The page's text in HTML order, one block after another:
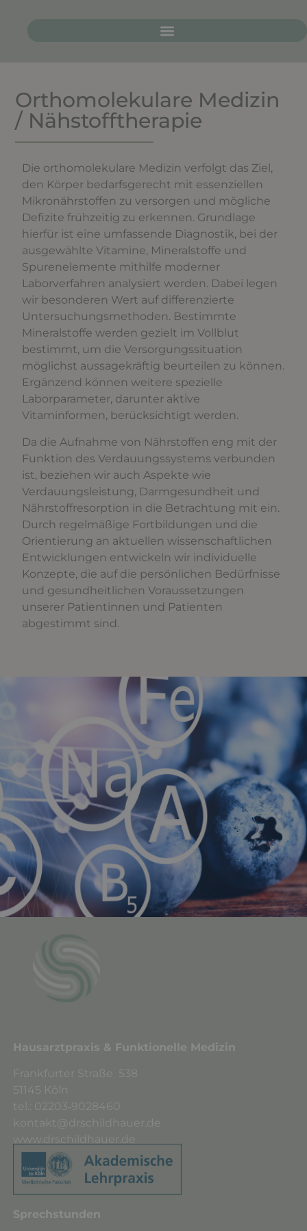
Orthomolekulare Medizin
/ Nähstofftherapie
Die orthomolekulare Medizin verfolgt das Ziel,
den Körper bedarfsgerecht mit essenziellen
Mikronährstoffen zu versorgen und mögliche
Defizite frühzeitig zu erkennen. Grundlage
hierfür ist eine umfassende Diagnostik, bei der
ausgewählte Vitamine, Mineralstoffe und
Spurenelemente mithilfe moderner
Laborverfahren analysiert werden. Dabei legen
wir besonderen Wert auf differenzierte
Untersuchungsmethoden. Bestimmte
Mineralstoffe werden gezielt im Vollblut
bestimmt, um die Versorgungssituation
möglichst aussagekräftig beurteilen zu können.
Ergänzend können weitere spezielle
Laborparameter, darunter aktive
Vitaminformen, berücksichtigt werden.
Da die Aufnahme von Nährstoffen eng mit der
Funktion des Verdauungssystems verbunden
ist, beziehen wir auch Aspekte wie
Verdauungsleistung, Darmgesundheit und
Nährstoffresorption in die Betrachtung mit ein.
Durch regelmäßige Fortbildungen und die
Orientierung an aktuellen wissenschaftlichen
Entwicklungen entwickeln wir individuelle
Konzepte, die auf die persönlichen Bedürfnisse
und gesundheitlichen Voraussetzungen
unserer Patientinnen und Patienten
abgestimmt sind.
Hausarztpraxis & Funktionelle Medizin
Frankfurter Straße 538
51145 Köln
tel.: 02203‑9028460
kontakt@drschildhauer.de
www.drschildhauer.de
Sprechstunden